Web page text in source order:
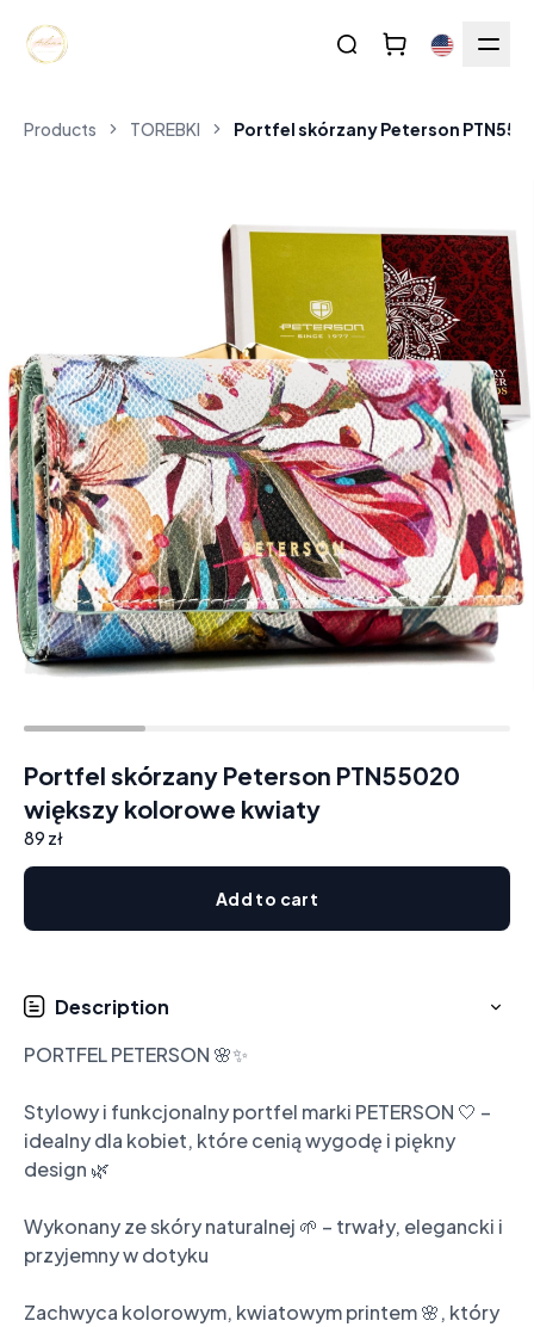
Products TOREBKI Portfel skórzany Peterson
Portfel skórzany Peterson PTN55020
większy kolorowe kwiaty
89 zł
Add to cart
Description
PORTFEL PETERSON 🌸✨
Stylowy i funkcjonalny portfel marki PETERSON 🤍 –
idealny dla kobiet, które cenią wygodę i piękny
design 🌿
Wykonany ze skóry naturalnej 🌱 – trwały, elegancki i
przyjemny w dotyku
Zachwyca kolorowym, kwiatowym printem 🌸, który